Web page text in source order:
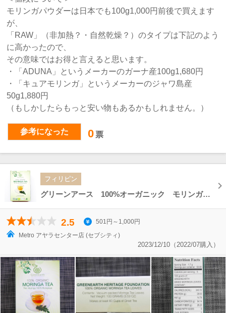
モリンガパウダーは日本でも100g1,000円前後で買えます
が、
「RAW」（非加熱？・自然乾燥？）のタイプは下記のよう
に高かったので、
その意味ではお得と言えると思います。
・「ADUNA」というメーカーのガーナ産100g1,680円
・「キュアモリンガ」というメーカーのジャワ島産
50g1,880円
（もしかしたらもっと安い物もあるかもしれません。）
参考になった 0 票
フィリピン
グリーンアース 100%オーガニック モリンガティー Green Earth MORINGA TEA 100g
2.5
501円～1,000円
Metro アヤラセンター店 (セブシティ)
2023/12/10（2022/07購入）